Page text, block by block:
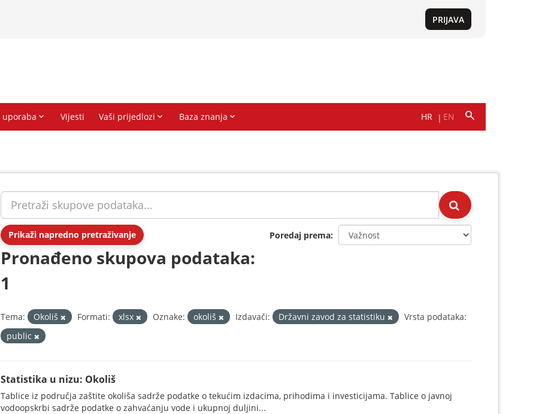
Prikaži napredno pretraživanje Poredaj prema
Pronađeno skupova podataka:
1
Tema: Okoliš Formati: xlsx Oznake: okoliš Izdavači: Državni zavod za statistiku
Vrsta podataka:
public
Statistika u nizu: Okoliš
Tablice iz područja zaštite okoliša sadrže podatke o tekućim izdacima, prihodima i investicijama. Tablice o javnoj
vodoopskrbi sadrže podatke o zahvaćanju vode i ukupnoj duljini...